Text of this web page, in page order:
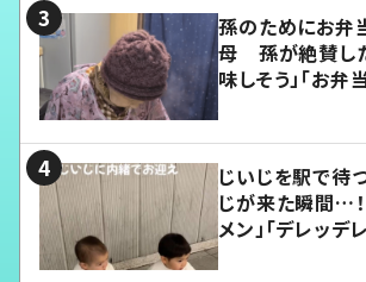
孫のためにお弁
母 孫が絶賛し
味しそう」「お弁
じいじを駅で
じが来た瞬間…！
メン」「デレッデ